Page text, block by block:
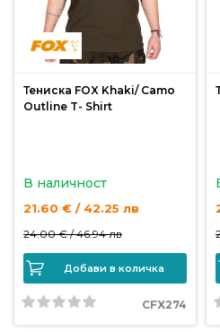
Тениска FOX Khaki/ Camo
Outline T- Shirt
В наличност
21.60 € / 42.25 лв
24.00 € /46.94 лв
Добави в количка
CFX274